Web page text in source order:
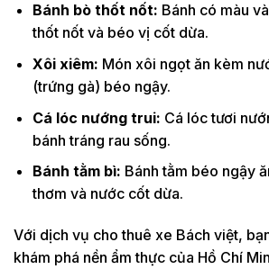
Bánh bò thốt nốt: Bánh có màu
thốt nốt và béo vị cốt dừa.
Xôi xiêm: Món xôi ngọt ăn kèm
(trứng gà) béo ngậy.
Cá lóc nướng trui: Cá lóc tươi
bánh tráng rau sống.
Bánh tằm bì: Bánh tằm béo ngậy
thơm và nước cốt dừa.
Với dịch vụ cho thuê xe Bách việt,
khám phá nền ẩm thực của Hồ Chí